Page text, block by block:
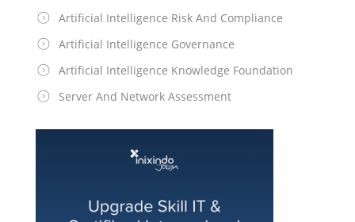
Artificial Intelligence Risk And Compliance
Artificial Intelligence Governance
Artificial Intelligence Knowledge Foundation
Server And Network Assessment